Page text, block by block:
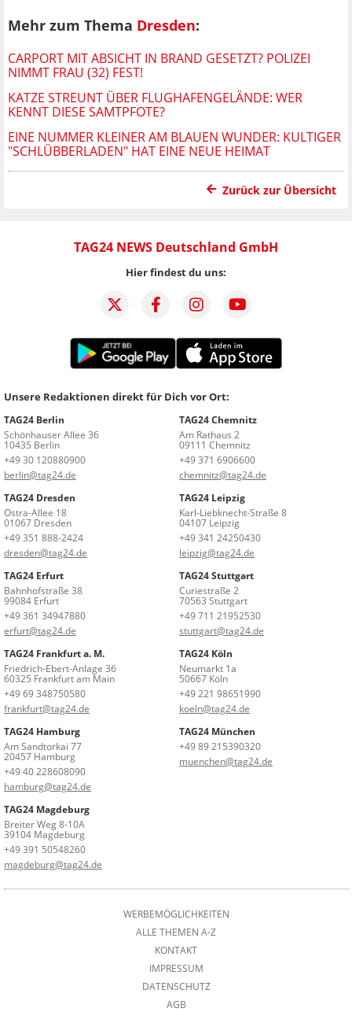
Mehr zum Thema Dresden:
CARPORT MIT ABSICHT IN BRAND GESETZT? POLIZEI
NIMMT FRAU (32) FEST!
KATZE STREUNT ÜBER FLUGHAFENGELÄNDE: WER
KENNT DIESE SAMTPFOTE?
EINE NUMMER KLEINER AM BLAUEN WUNDER: KULTIGER
"SCHLÜBBERLADEN" HAT EINE NEUE HEIMAT
Zurück zur Übersicht
TAG24 NEWS Deutschland GmbH
Hier findest du uns:
Unsere Redaktionen direkt für Dich vor Ort:
TAG24 Berlin
Schönhauser Allee 36
10435 Berlin
+49 30 120880900
berlin@tag24.de
TAG24 Chemnitz
Am Rathaus 2
09111 Chemnitz
+49 371 6906600
chemnitz@tag24.de
TAG24 Dresden
Ostra-Allee 18
01067 Dresden
+49 351 888-2424
dresden@tag24.de
TAG24 Leipzig
Karl-Liebknecht-Straße 8
04107 Leipzig
+49 341 24250430
leipzig@tag24.de
TAG24 Erfurt
Bahnhofstraße 38
99084 Erfurt
+49 361 34947880
erfurt@tag24.de
TAG24 Stuttgart
Curiestraße 2
70563 Stuttgart
+49 711 21952530
stuttgart@tag24.de
TAG24 Frankfurt a. M.
Friedrich-Ebert-Anlage 36
60325 Frankfurt am Main
+49 69 348750580
frankfurt@tag24.de
TAG24 Köln
Neumarkt 1a
50667 Köln
+49 221 98651990
koeln@tag24.de
TAG24 Hamburg
Am Sandtorkai 77
20457 Hamburg
+49 40 228608090
hamburg@tag24.de
TAG24 München
+49 89 215390320
muenchen@tag24.de
TAG24 Magdeburg
Breiter Weg 8-10A
39104 Magdeburg
+49 391 50548260
magdeburg@tag24.de
WERBEMÖGLICHKEITEN
ALLE THEMEN A-Z
KONTAKT
IMPRESSUM
DATENSCHUTZ
AGB